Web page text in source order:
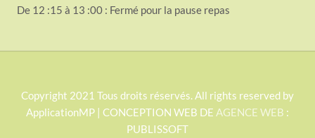
De 12 :15 à 13 :00 : Fermé pour la pause repas
S
Copyright 2021 Tous droits réservés. All rights reserved by
ApplicationMP | CONCEPTION WEB DE AGENCE WEB :
PUBLISSOFT